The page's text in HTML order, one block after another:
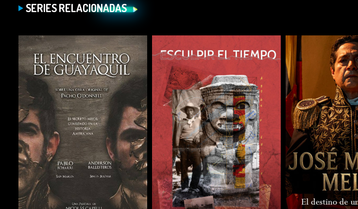
SERIES RELACIONADAS